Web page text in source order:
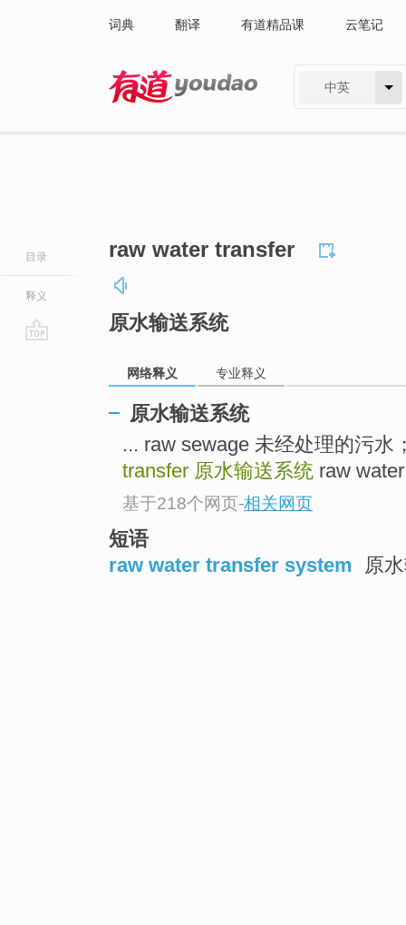
词典 翻译 有道精品课 云笔记
中英
目录
释义
raw water transfer
原水输送系统
网络释义 专业释义
原水输送系统
... raw sewage 未经处理的污
transfer 原水输送系统 raw
基于218个网页-相关网页
短语
raw water transfer system
原